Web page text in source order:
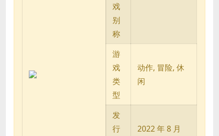
戏
别
称
游
戏
类
型
动作, 冒险, 休
闲
发
行
2022 年 8 月